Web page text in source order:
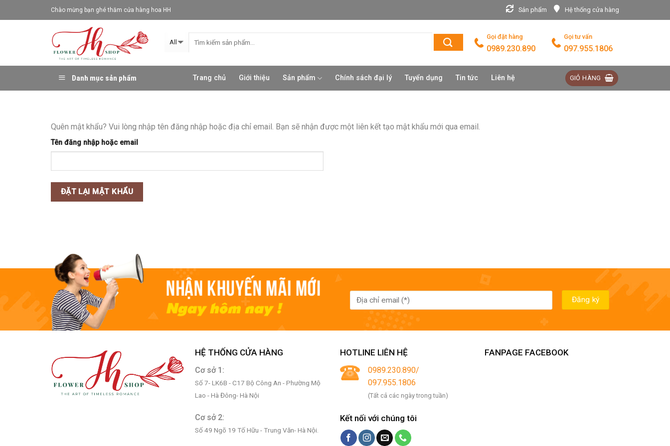
to
Chào mừng bạn ghé thăm cửa hàng hoa HH Sản phẩm Hệ thống cửa hàng
Gọi đặt hàng
0989.230.890
Gọi tư vấn
097.955.1806
Danh mục sản phẩm Trang chủ Giới thiệu Sản phẩm Chính sách đại lý Tuyển dụng Tin tức Liên hệ GIỎ HÀNG
Quên mật khẩu? Vui lòng nhập tên đăng nhập hoặc địa chỉ email. Bạn sẽ nhận được một liên kết tạo mật khẩu mới qua email.
Tên đăng nhập hoặc email
ĐẶT LẠI MẬT KHẨU
HỆ THỐNG CỬA HÀNG
Cơ sở 1:
Số 7- LK6B - C17 Bộ Công An - Phường Mộ
Lao - Hà Đông- Hà Nội
Cơ sở 2:
Số 49 Ngõ 19 Tố Hữu - Trung Văn- Hà Nội.
HOTLINE LIÊN HỆ
0989.230.890/
097.955.1806
(Tất cả các ngày trong tuần)
Kết nối với chúng tôi
FANPAGE FACEBOOK